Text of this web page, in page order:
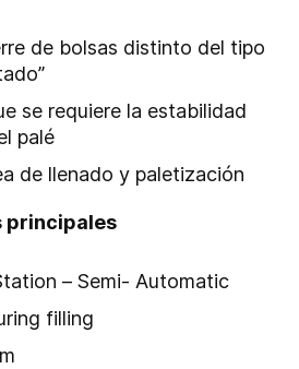
de bolsas distinto del tipo
se requiere la estabilidad
palé
de llenado y paletización
principales
– Semi- Automatic
filling